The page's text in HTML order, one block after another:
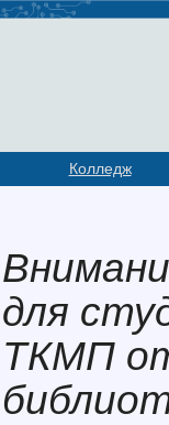
Колледж
для
ТКМП